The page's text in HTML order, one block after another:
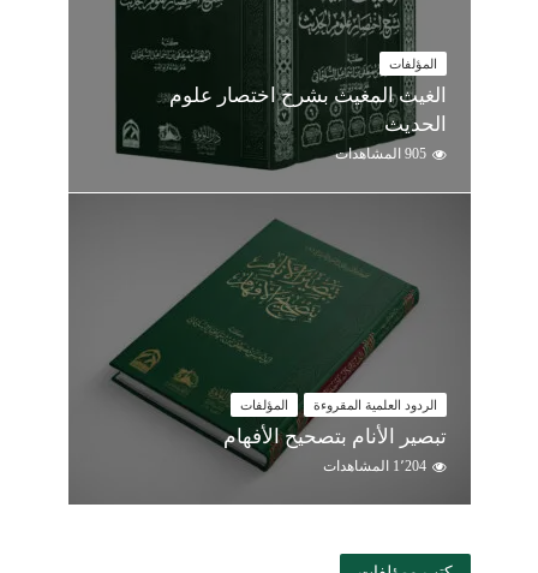
المؤلفات
الغيث المغيث بشرح اختصار علوم
الحديث
905 المشاهدات
الردود العلمية المقروءة المؤلفات
تبصير الأنام بتصحيح الأفهام
1٬204 المشاهدات